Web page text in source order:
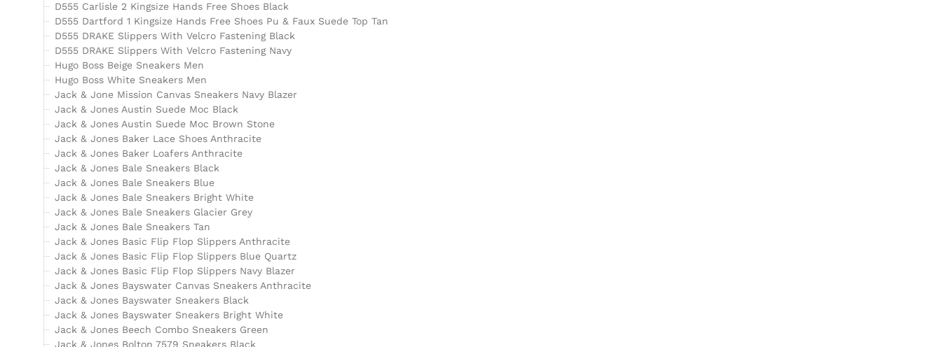
D555 Carlisle 2 Kingsize Hands Free Shoes Black
D555 Dartford 1 Kingsize Hands Free Shoes Pu & Faux Suede Top Tan
D555 DRAKE Slippers With Velcro Fastening Black
D555 DRAKE Slippers With Velcro Fastening Navy
Hugo Boss Beige Sneakers Men
Hugo Boss White Sneakers Men
Jack & Jone Mission Canvas Sneakers Navy Blazer
Jack & Jones Austin Suede Moc Black
Jack & Jones Austin Suede Moc Brown Stone
Jack & Jones Baker Lace Shoes Anthracite
Jack & Jones Baker Loafers Anthracite
Jack & Jones Bale Sneakers Black
Jack & Jones Bale Sneakers Blue
Jack & Jones Bale Sneakers Bright White
Jack & Jones Bale Sneakers Glacier Grey
Jack & Jones Bale Sneakers Tan
Jack & Jones Basic Flip Flop Slippers Anthracite
Jack & Jones Basic Flip Flop Slippers Blue Quartz
Jack & Jones Basic Flip Flop Slippers Navy Blazer
Jack & Jones Bayswater Canvas Sneakers Anthracite
Jack & Jones Bayswater Sneakers Black
Jack & Jones Bayswater Sneakers Bright White
Jack & Jones Beech Combo Sneakers Green
Jack & Jones Bolton 7579 Sneakers Black